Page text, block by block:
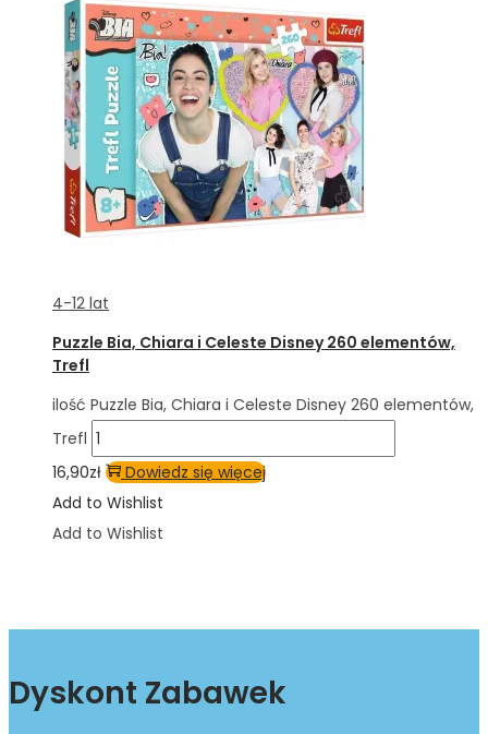
4-12 lat
Puzzle Bia, Chiara i Celeste Disney 260 elementów,
Trefl
ilość Puzzle Bia, Chiara i Celeste Disney 260 elementów,
Trefl
16,90zł
Dowiedz się więcej
Add to Wishlist
Add to Wishlist
Dyskont Zabawek